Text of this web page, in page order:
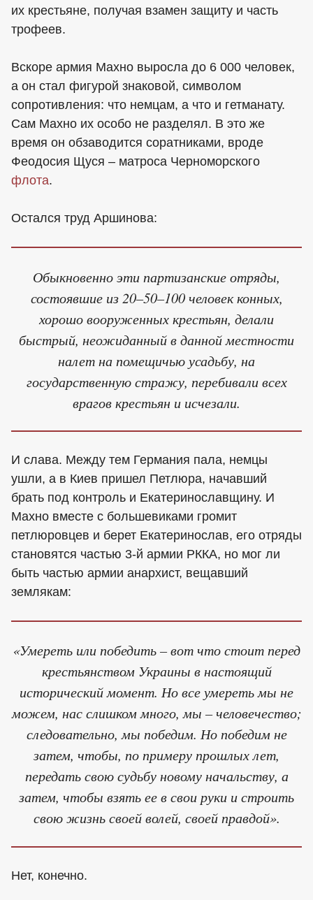
их крестьяне, получая взамен защиту и часть
трофеев.
Вскоре армия Махно выросла до 6 000 человек,
а он стал фигурой знаковой, символом
сопротивления: что немцам, а что и гетманату.
Сам Махно их особо не разделял. В это же
время он обзаводится соратниками, вроде
Феодосия Щуся – матроса Черноморского
флота.
Остался труд Аршинова:
Обыкновенно эти партизанские отряды,
состоявшие из 20–50–100 человек конных,
хорошо вооруженных крестьян, делали
быстрый, неожиданный в данной местности
налет на помещичью усадьбу, на
государственную стражу, перебивали всех
врагов крестьян и исчезали.
И слава. Между тем Германия пала, немцы
ушли, а в Киев пришел Петлюра, начавший
брать под контроль и Екатеринославщину. И
Махно вместе с большевиками громит
петлюровцев и берет Екатеринослав, его отряды
становятся частью 3-й армии РККА, но мог ли
быть частью армии анархист, вещавший
землякам:
«Умереть или победить – вот что стоит перед
крестьянством Украины в настоящий
исторический момент. Но все умереть мы не
можем, нас слишком много, мы – человечество;
следовательно, мы победим. Но победим не
затем, чтобы, по примеру прошлых лет,
передать свою судьбу новому начальству, а
затем, чтобы взять ее в свои руки и строить
свою жизнь своей волей, своей правдой».
Нет, конечно.